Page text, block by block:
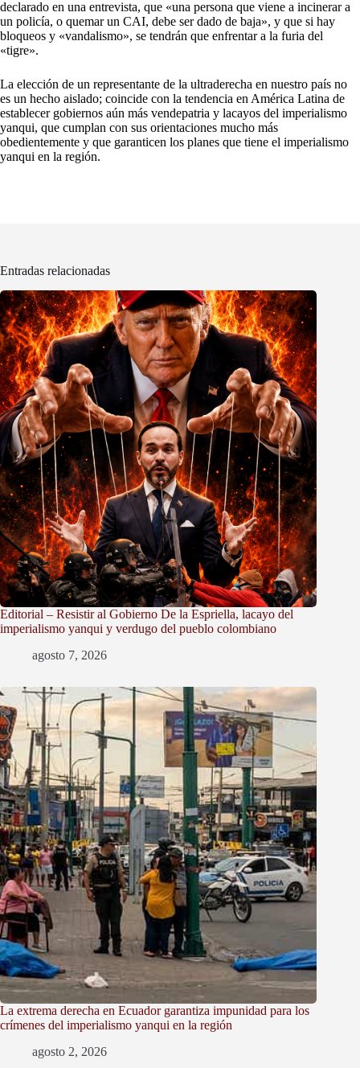
declarado en una entrevista, que «una persona que viene a incinerar a
un policía, o quemar un CAI, debe ser dado de baja», y que si hay
bloqueos y «vandalismo», se tendrán que enfrentar a la furia del
«tigre».
La elección de un representante de la ultraderecha en nuestro país no
es un hecho aislado; coincide con la tendencia en América Latina de
establecer gobiernos aún más vendepatria y lacayos del imperialismo
yanqui, que cumplan con sus orientaciones mucho más
obedientemente y que garanticen los planes que tiene el imperialismo
yanqui en la región.
Entradas relacionadas
Editorial – Resistir al Gobierno De la Espriella, lacayo del
imperialismo yanqui y verdugo del pueblo colombiano
agosto 7, 2026
La extrema derecha en Ecuador garantiza impunidad para los
crímenes del imperialismo yanqui en la región
agosto 2, 2026